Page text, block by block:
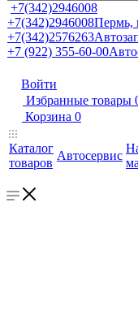
+7(342)2946008
+7(342)2946008Пермь,
+7(342)2576263
+7 (922) 355-60-00
Войти
Избранные товары
Корзина 0
Каталог
товаров
Автосервис